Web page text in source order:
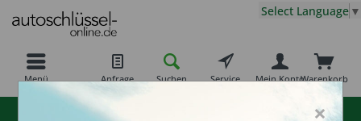
Menü Anfrage Suchen Service Warenkorb
Mein Konto
Select Language ▼
×